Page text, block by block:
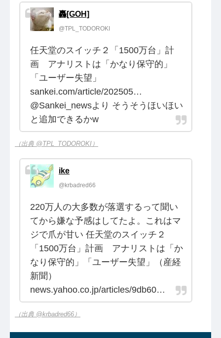
轟[GOH]
@TPL_TODOROKI
任天堂のスイッチ２「1500万台」計
画 アナリストは「かなり保守的」
「ユーザー失望」
sankei.com/article/202505…
@Sankei_newsより そうそうほいほい
と追加できるかw
（出典 @TPL_TODOROKI）
ike
@krbadred66
220万人の大多数が落選するって聞い
てから嫌な予感はしてたよ。これはマ
ジで爪が甘い 任天堂のスイッチ２
「1500万台」計画 アナリストは「か
なり保守的」「ユーザー失望」（産経
新聞）
news.yahoo.co.jp/articles/9db60…
（出典 @krbadred66）